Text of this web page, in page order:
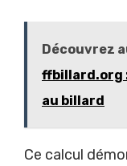
Découvrez
ffbillard.org
au billard
Ce calcul